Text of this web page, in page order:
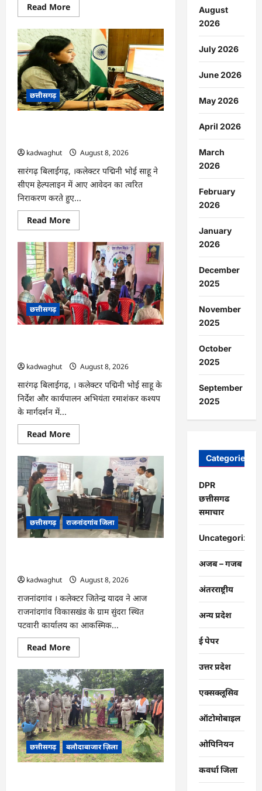
Read MoreRead
more
फोरलेन
पर
‘श्रेय’
की
सियासत?
-“काम
पहले
से
पटरी
पर,
अब
टेंडर
बाद
उसी
सड़क
की
मांग
लेकर
पहुंचे
सांसद
पांडे”
छत्तीसगढ़
kadwaghut
August 8, 2026
सारंगढ़ बिलाईगढ़, ।कलेक्टर पद्मिनी भोई साहू ने
सीएम हेल्पलाइन में आए आवेदन का त्वरित
निराकरण करते हुए...
Read MoreRead
more
CG
:
दीपक
चौधरी
का
सीएम
हेल्पलाइन
में
डीजी
पे
मांग
छत्तीसगढ़
kadwaghut
August 8, 2026
सारंगढ़ बिलाईगढ़, । कलेक्टर पद्मिनी भोई साहू के
निर्देश और कार्यपालन अभियंता रमाशंकर कश्यप
के मार्गदर्शन में...
Read MoreRead
more
CG
:
भोथीडीह
में
हुआ
जल
अर्पण
व
जनजागरूकता
का
आयोजन
छत्तीसगढ़ राजनांदगांव जिला
kadwaghut
August 8, 2026
राजनांदगांव । कलेक्टर जितेन्द्र यादव ने आज
राजनांदगांव विकासखंड के ग्राम सुंदरा स्थित
पटवारी कार्यालय का आकस्मिक...
Read MoreRead
more
CG
:
कलेक्टर
ने
ग्राम
सुंदरा
पटवारी
कार्यालय
का
किया
आकस्मिक
निरीक्षण
छत्तीसगढ़ बलौदाबाजार ज़िला
August
2026
July 2026
June 2026
May 2026
April 2026
March
2026
February
2026
January
2026
December
2025
November
2025
October
2025
September
2025
Categories
DPR
छत्तीसगढ
समाचार
Uncategorized
अजब – गजब
अंतरराष्ट्रीय
अन्य प्रदेश
ई पेपर
उत्तर प्रदेश
एक्सक्लूसिव
ऑटोमोबाइल
ओपिनियन
कवर्धा जिला